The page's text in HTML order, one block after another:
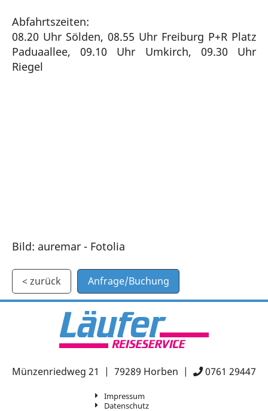
Abfahrtszeiten:
08.20 Uhr Sölden, 08.55 Uhr Freiburg P+R Platz
Paduaallee, 09.10 Uhr Umkirch, 09.30 Uhr
Riegel
Bild: auremar - Fotolia
< zurück Anfrage/Buchung
Münzenriedweg 21 | 79289 Horben | 0761 29447
Impressum
Datenschutz